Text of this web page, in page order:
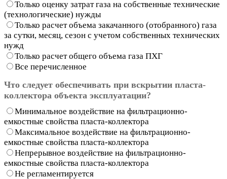
Только оценку затрат газа на собственные технические
(технологические) нужды
Только расчет объема закачанного (отобранного) газа
за сутки, месяц, сезон с учетом собственных технических
нужд
Только расчет общего объема газа ПХГ
Все перечисленное
Что следует обеспечивать при вскрытии пласта-
коллектора объекта эксплуатации?
Минимальное воздействие на фильтрационно-
емкостные свойства пласта-коллектора
Максимальное воздействие на фильтрационно-
емкостные свойства пласта-коллектора
Непрерывное воздействие на фильтрационно-
емкостные свойства пласта-коллектора
Не регламентируется